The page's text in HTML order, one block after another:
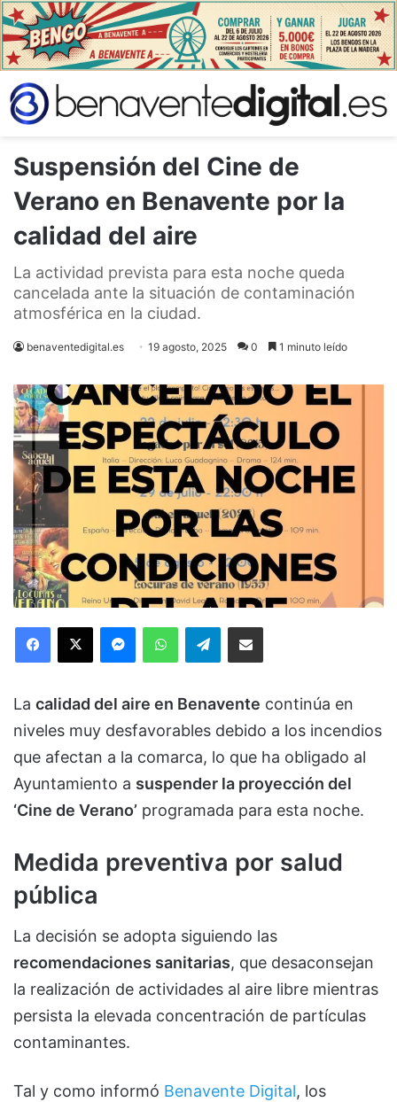
Suspensión del Cine de
Verano en Benavente por la
calidad del aire
La actividad prevista para esta noche queda
cancelada ante la situación de contaminación
atmosférica en la ciudad.
benaventedigital.es 19 agosto, 2025 0 1 minuto leído
Facebook
X MessengerWhatsAppTelegramCompartir via Email
La calidad del aire en Benavente continúa en
niveles muy desfavorables debido a los incendios
que afectan a la comarca, lo que ha obligado al
Ayuntamiento a suspender la proyección del
‘Cine de Verano’ programada para esta noche.
Medida preventiva por salud
pública
La decisión se adopta siguiendo las
recomendaciones sanitarias, que desaconsejan
la realización de actividades al aire libre mientras
persista la elevada concentración de partículas
contaminantes.
Tal y como informó Benavente Digital, los